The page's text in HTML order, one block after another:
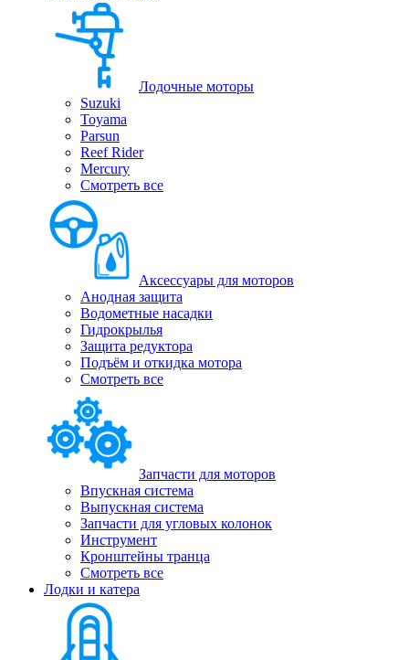
Лодочные моторы
Suzuki
Toyama
Parsun
Reef Rider
Mercury
Смотреть все
Аксессуары для моторов
Анодная защита
Водометные насадки
Гидрокрылья
Защита редуктора
Подъём и откидка мотора
Смотреть все
Запчасти для моторов
Впускная система
Выпускная система
Запчасти для угловых колонок
Инструмент
Кронштейны транца
Смотреть все
Лодки и катера